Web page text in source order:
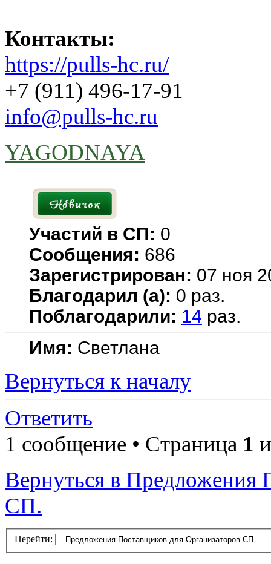
Контакты:
https://pulls-hc.ru/
+7 (911) 496-17-91
info@pulls-hc.ru
YAGODNAYA
Участий в СП: 0
Сообщения: 686
Зарегистрирован: 07 ноя
Благодарил (а): 0 раз.
Поблагодарили: 14 раз.
Имя: Светлана
Вернуться к началу
Ответить
1 сообщение • Страница 1
Вернуться в Предложения
СП.
Перейти: